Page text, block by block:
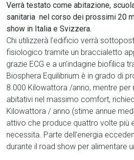
Verrà testato come abitazione,
sanitaria nel corso dei prossimi 20
show in Italia e Svizzera.
Chi utilizzerà l’edificio verrà
fisiologico tramite un braccialetto
grazie ECG e a un’indagine biofilica
Biosphera Equilibrium è in grado di
8.000 Kilowattora /anno, mentre per
abitativi nel massimo comfort,
Kilowattora / anno (stime annue
attivo che produce quattro volte più
necessita. Parte dell’energia
durante il road show per alimentare